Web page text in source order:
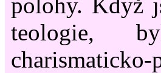
teologie,